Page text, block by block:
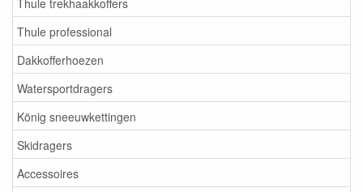
Thule professional
Dakkofferhoezen
Watersportdragers
König sneeuwkettingen
Skidragers
Accessoires